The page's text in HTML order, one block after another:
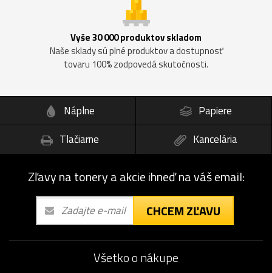
Vyše 30 000 produktov skladom
Naše sklady sú plné produktov a dostupnosť
tovaru 100% zodpovedá skutočnosti.
Náplne
Papiere
Tlačiarne
Kancelária
Zľavy na tonery a akcie ihneď na váš email:
CHCEM ZĽAVU
Všetko o nákupe